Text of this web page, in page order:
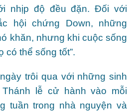
nhịp độ đều đặn. Đối với
hội chứng Down, những
khăn, nhưng khi cuộc sống
có thể sống tốt”.
trôi qua với những sinh
Thánh lễ cử hành vào mỗi
tuần trong nhà nguyện và